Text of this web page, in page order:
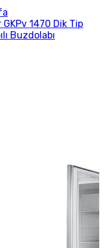
1470 Dik Tip
Buzdolabı